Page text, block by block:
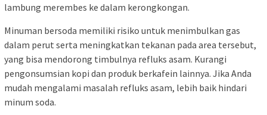
lambung merembes ke dalam kerongkongan.
Minuman bersoda memiliki risiko untuk menimbulkan gas
dalam perut serta meningkatkan tekanan pada area tersebut,
yang bisa mendorong timbulnya refluks asam. Kurangi
pengonsumsian kopi dan produk berkafein lainnya. Jika Anda
mudah mengalami masalah refluks asam, lebih baik hindari
minum soda.